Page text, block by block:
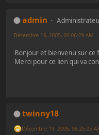
admin
Décembre 19, 2005, 06:06:29 AM
Bonjour et bienvenu sur
Merci pour ce lien qui va
twinny18
Décembre 19, 2005, 06:25:05